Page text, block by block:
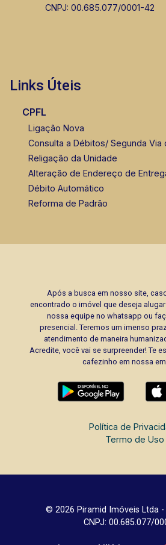
CNPJ: 00.685.077/0001-42
Links Úteis
CPFL
Ligação Nova
Consulta a Débitos/ Segunda Via
Religação da Unidade
Alteração de Endereço de
Débito Automático
Reforma de Padrão
Após a busca em nosso site,
encontrado o imóvel que deseja
nossa equipe no whatsapp ou
presencial. Teremos um imenso
atendimento de maneira
Acredite, você vai se surpreender! Te
cafezinho em nossa
Política de
Termo de Uso
© 2026 Piramid Imóveis Ltda -
CNPJ: 00.685.077/